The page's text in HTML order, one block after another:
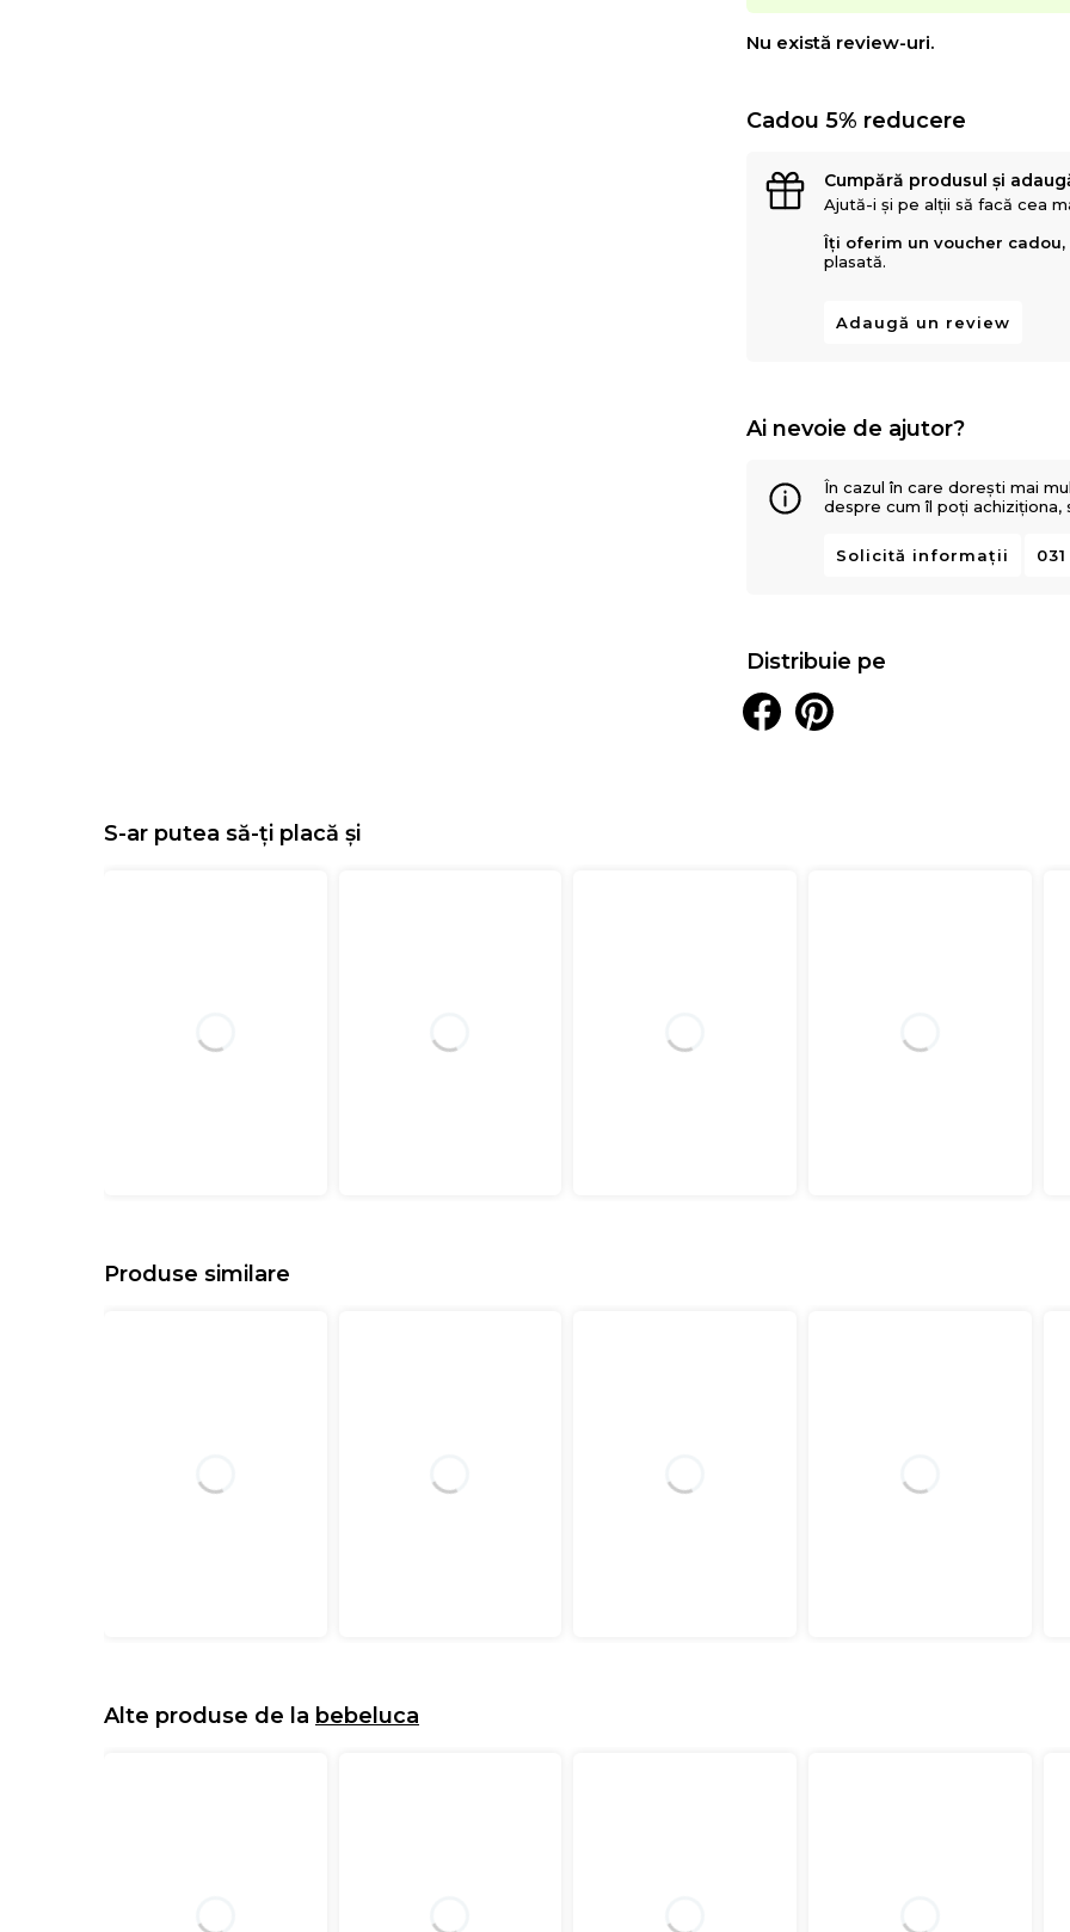
Nu există review-uri.
Cadou 5% reducere
Cumpără produsul și
Ajută-i și pe alții să facă cea
Îți oferim un voucher cadou,
plasată.
Adaugă un review
Ai nevoie de ajutor?
În cazul în care dorești mai
despre cum îl poți achiziționa,
Solicită informații
Distribuie pe
S-ar putea să-ți placă și
Produse similare
Alte produse de la bebeluca